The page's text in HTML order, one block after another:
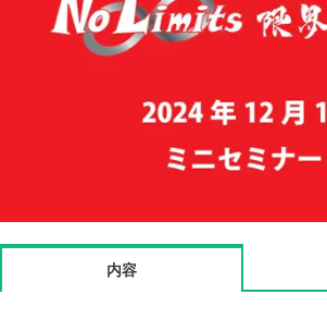
内容